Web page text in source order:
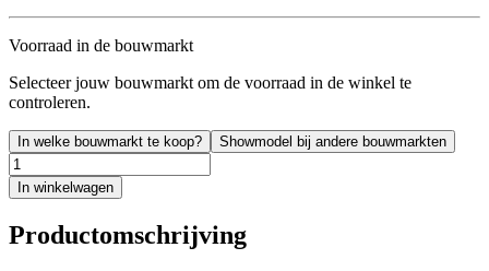
Voorraad in de bouwmarkt
Selecteer jouw bouwmarkt om de voorraad in de winkel te
controleren.
In welke bouwmarkt te koop? Showmodel bij andere bouwmarkten
In winkelwagen
Productomschrijving